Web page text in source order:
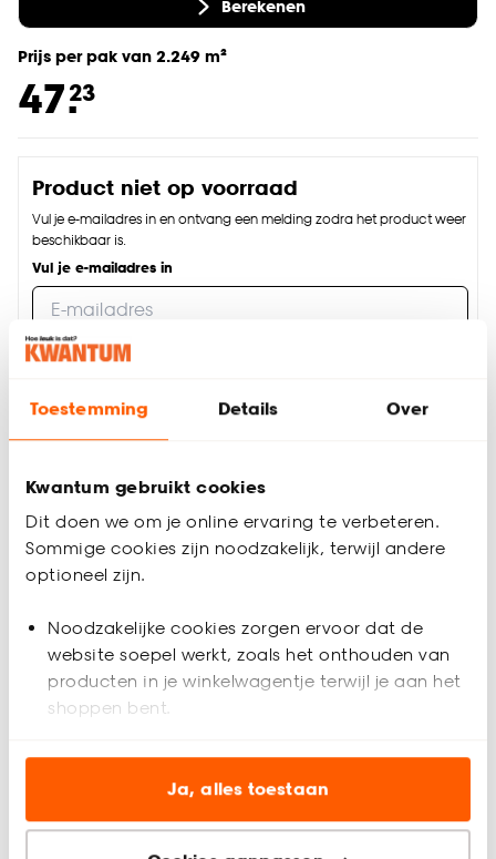
Toestemming Details Over
Kwantum gebruikt cookies
Dit doen we om je online ervaring te verbeteren.
Sommige cookies zijn noodzakelijk, terwijl andere
optioneel zijn.
Noodzakelijke cookies zorgen ervoor dat de
website soepel werkt, zoals het onthouden van
producten in je winkelwagentje terwijl je aan het
shoppen bent.
Analytische cookies (optioneel) helpen ons de
website te verbeteren voor jou en al onze andere
Ja, alles toestaan
Berekenen
Prijs per pak van 2.249 m²
47.23
Product niet op voorraad
Vul je e-mailadres in en ontvang een melding zodra het product weer
beschikbaar is.
Vul je e-mailadres in
Je e-mailadres wordt alleen gebruikt om je te informeren.
Gratis afhalen in de winkel vanaf 25 euro
Altijd de laagste prijs
Deel jouw product & volg ons op social
Productomschrijving
is 2,12 vierkante meter. Dit laminaat heeft een grijze marmer
Productspecificaties